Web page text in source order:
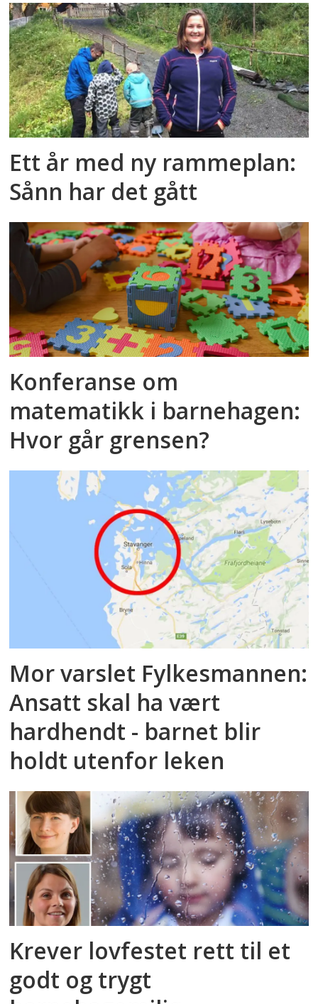
Ett år med ny rammeplan:
Sånn har det gått
Konferanse om
matematikk i barnehagen:
Hvor går grensen?
Mor varslet Fylkesmannen:
Ansatt skal ha vært
hardhendt - barnet blir
holdt utenfor leken
Krever lovfestet rett til et
godt og trygt